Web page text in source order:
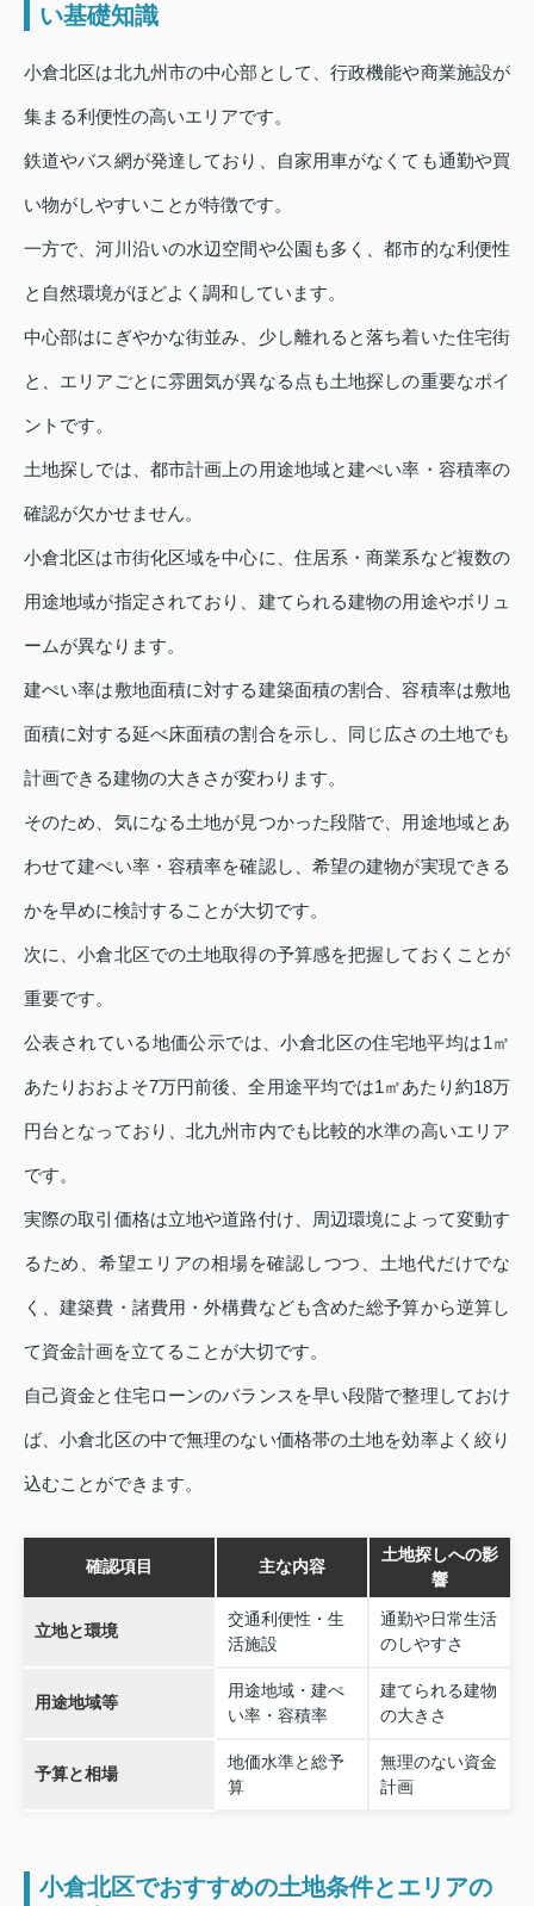
い基礎知識
小倉北区は北九州市の中心部として、行政機能や商業施設が
集まる利便性の高いエリアです。
鉄道やバス網が発達しており、自家用車がなくても通勤や買
い物がしやすいことが特徴です。
一方で、河川沿いの水辺空間や公園も多く、都市的な利便性
と自然環境がほどよく調和しています。
中心部はにぎやかな街並み、少し離れると落ち着いた住宅街
と、エリアごとに雰囲気が異なる点も土地探しの重要なポイ
ントです。
土地探しでは、都市計画上の用途地域と建ぺい率・容積率の
確認が欠かせません。
小倉北区は市街化区域を中心に、住居系・商業系など複数の
用途地域が指定されており、建てられる建物の用途やボリュ
ームが異なります。
建ぺい率は敷地面積に対する建築面積の割合、容積率は敷地
面積に対する延べ床面積の割合を示し、同じ広さの土地でも
計画できる建物の大きさが変わります。
そのため、気になる土地が見つかった段階で、用途地域とあ
わせて建ぺい率・容積率を確認し、希望の建物が実現できる
かを早めに検討することが大切です。
次に、小倉北区での土地取得の予算感を把握しておくことが
重要です。
公表されている地価公示では、小倉北区の住宅地平均は1㎡
あたりおおよそ7万円前後、全用途平均では1㎡あたり約18万
円台となっており、北九州市内でも比較的水準の高いエリア
です。
実際の取引価格は立地や道路付け、周辺環境によって変動す
るため、希望エリアの相場を確認しつつ、土地代だけでな
く、建築費・諸費用・外構費なども含めた総予算から逆算し
て資金計画を立てることが大切です。
自己資金と住宅ローンのバランスを早い段階で整理しておけ
ば、小倉北区の中で無理のない価格帯の土地を効率よく絞り
込むことができます。
確認項目 主な内容
土地探しへの影
響
立地と環境
交通利便性・生
活施設
通勤や日常生活
のしやすさ
用途地域等
用途地域・建ぺ
い率・容積率
建てられる建物
の大きさ
予算と相場
地価水準と総予
算
無理のない資金
計画
小倉北区でおすすめの土地条件とエリアの